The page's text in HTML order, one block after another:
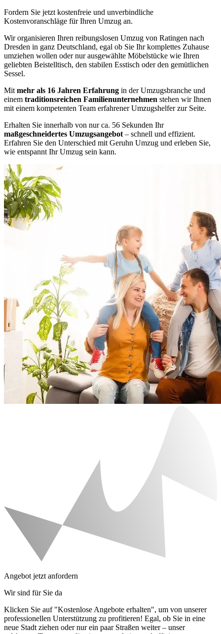
Fordern Sie jetzt kostenfreie und unverbindliche
Kostenvoranschläge für Ihren Umzug an.
Wir organisieren Ihren reibungslosen Umzug von Ratingen nach
Dresden in ganz Deutschland, egal ob Sie Ihr komplettes Zuhause
umziehen wollen oder nur ausgewählte Möbelstücke wie Ihren
geliebten Beistelltisch, den stabilen Esstisch oder den gemütlichen
Sessel.
Mit mehr als 16 Jahren Erfahrung in der Umzugsbranche und
einem traditionsreichen Familienunternehmen stehen wir Ihnen
mit einem kompetenten Team erfahrener Umzugshelfer zur Seite.
Erhalten Sie innerhalb von nur ca. 56 Sekunden Ihr
maßgeschneidertes Umzugsangebot – schnell und effizient.
Erfahren Sie den Unterschied mit Geruhn Umzug und erleben Sie,
wie entspannt Ihr Umzug sein kann.
Angebot jetzt anfordern
Wir sind für Sie da
Klicken Sie auf "Kostenlose Angebote erhalten", um von unserer
professionellen Unterstützung zu profitieren! Egal, ob Sie in eine
neue Stadt ziehen oder nur ein paar Straßen weiter – unser